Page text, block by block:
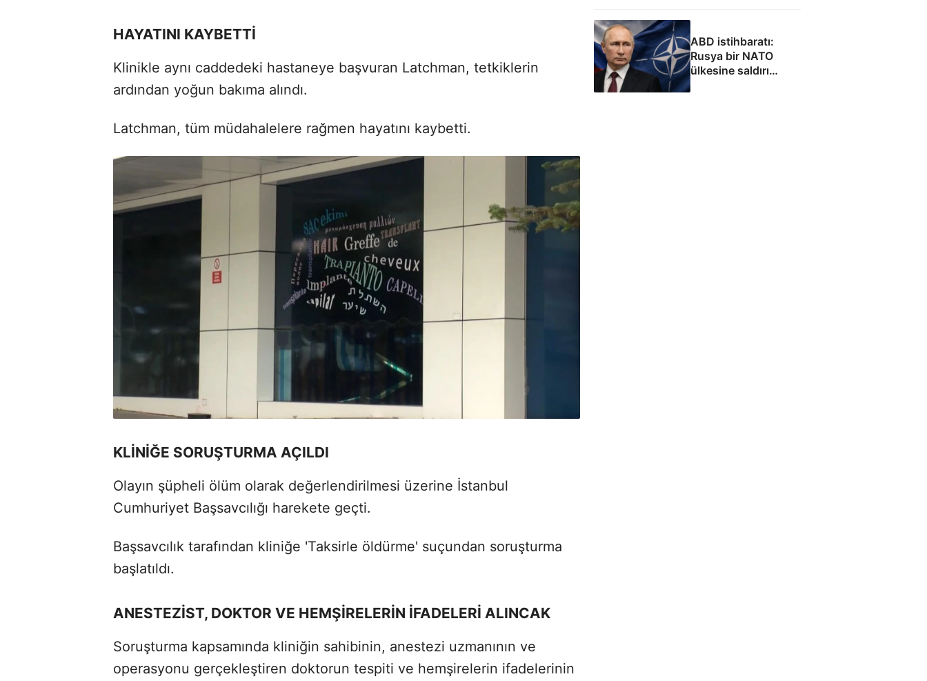
HAYATINI KAYBETTİ
Klinikle aynı caddedeki hastaneye başvuran Latchman, tetkiklerin
ardından yoğun bakıma alındı.
Latchman, tüm müdahalelere rağmen hayatını kaybetti.
KLİNİĞE SORUŞTURMA AÇILDI
Olayın şüpheli ölüm olarak değerlendirilmesi üzerine İstanbul
Cumhuriyet Başsavcılığı harekete geçti.
Başsavcılık tarafından kliniğe 'Taksirle öldürme' suçundan soruşturma
başlatıldı.
ANESTEZİST, DOKTOR VE HEMŞİRELERİN İFADELERİ ALINCAK
Soruşturma kapsamında kliniğin sahibinin, anestezi uzmanının ve
operasyonu gerçekleştiren doktorun tespiti ve hemşirelerin ifadelerinin
ABD istihbaratı:
Rusya bir NATO
ülkesine saldırı
düzenleyebilir